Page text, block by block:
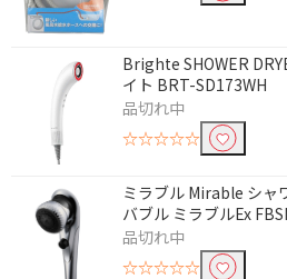
Brighte SHOWER
イト BRT-SD173WH
品切れ中
☆☆☆☆☆
ミラブル Mirable シャ
バブル ミラブルEx
品切れ中
☆☆☆☆☆
価格で絞り込む
円
節水効果